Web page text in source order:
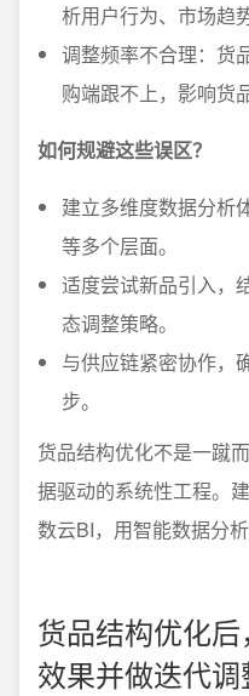
析用户行为、市场趋
调整频率不合理：货
购端跟不上，影响货
如何规避这些误区？
建立多维度数据分析
等多个层面。
适度尝试新品引入，
态调整策略。
与供应链紧密协作，
步。
货品结构优化不是一蹴
据驱动的系统性工程。
数云BI，用智能数据分
货品结构优化
效果并做迭代调